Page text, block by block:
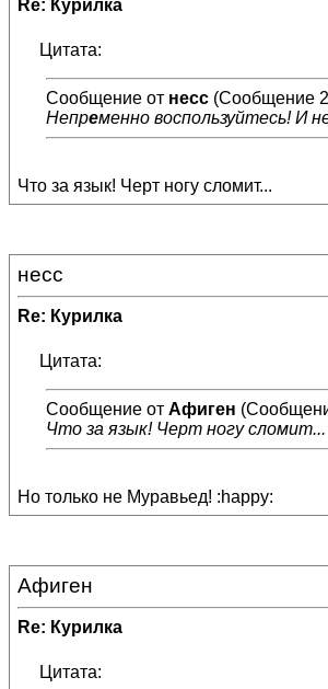
Re: Курилка
Цитата:
Сообщение от несс (Сообщение
Непременно воспользуйтесь! И
Что за язык! Черт ногу сломит...
несс
Re: Курилка
Цитата:
Сообщение от Афиген
Что за язык! Черт ногу сломит...
Но только не Муравьед! :happy:
Афиген
Re: Курилка
Цитата: